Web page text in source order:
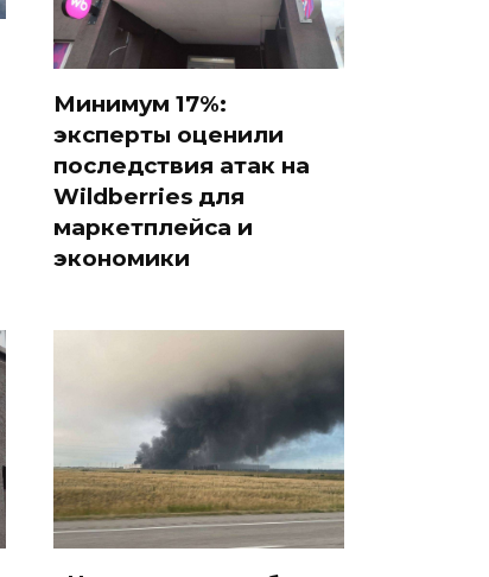
Минимум 17%:
эксперты оценили
последствия атак на
Wildberries для
маркетплейса и
экономики